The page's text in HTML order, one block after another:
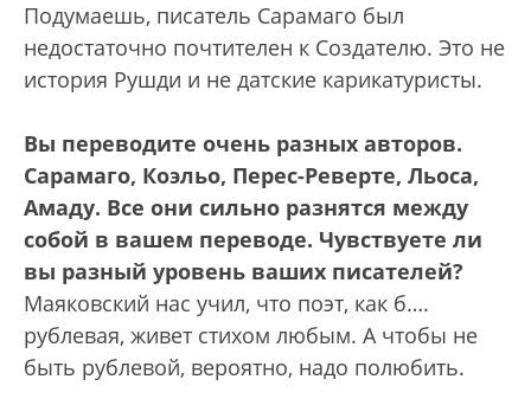
Подумаешь, писатель Сарамаго был
недостаточно почтителен к Создателю. Это не
история Рушди и не датские карикатуристы.
Вы переводите очень разных авторов.
Сарамаго, Коэльо, Перес-Реверте, Льоса,
Амаду. Все они сильно разнятся между
собой в вашем переводе. Чувствуете ли
вы разный уровень ваших писателей?
Маяковский нас учил, что поэт, как б….
рублевая, живет стихом любым. А чтобы не
быть рублевой, вероятно, надо полюбить.